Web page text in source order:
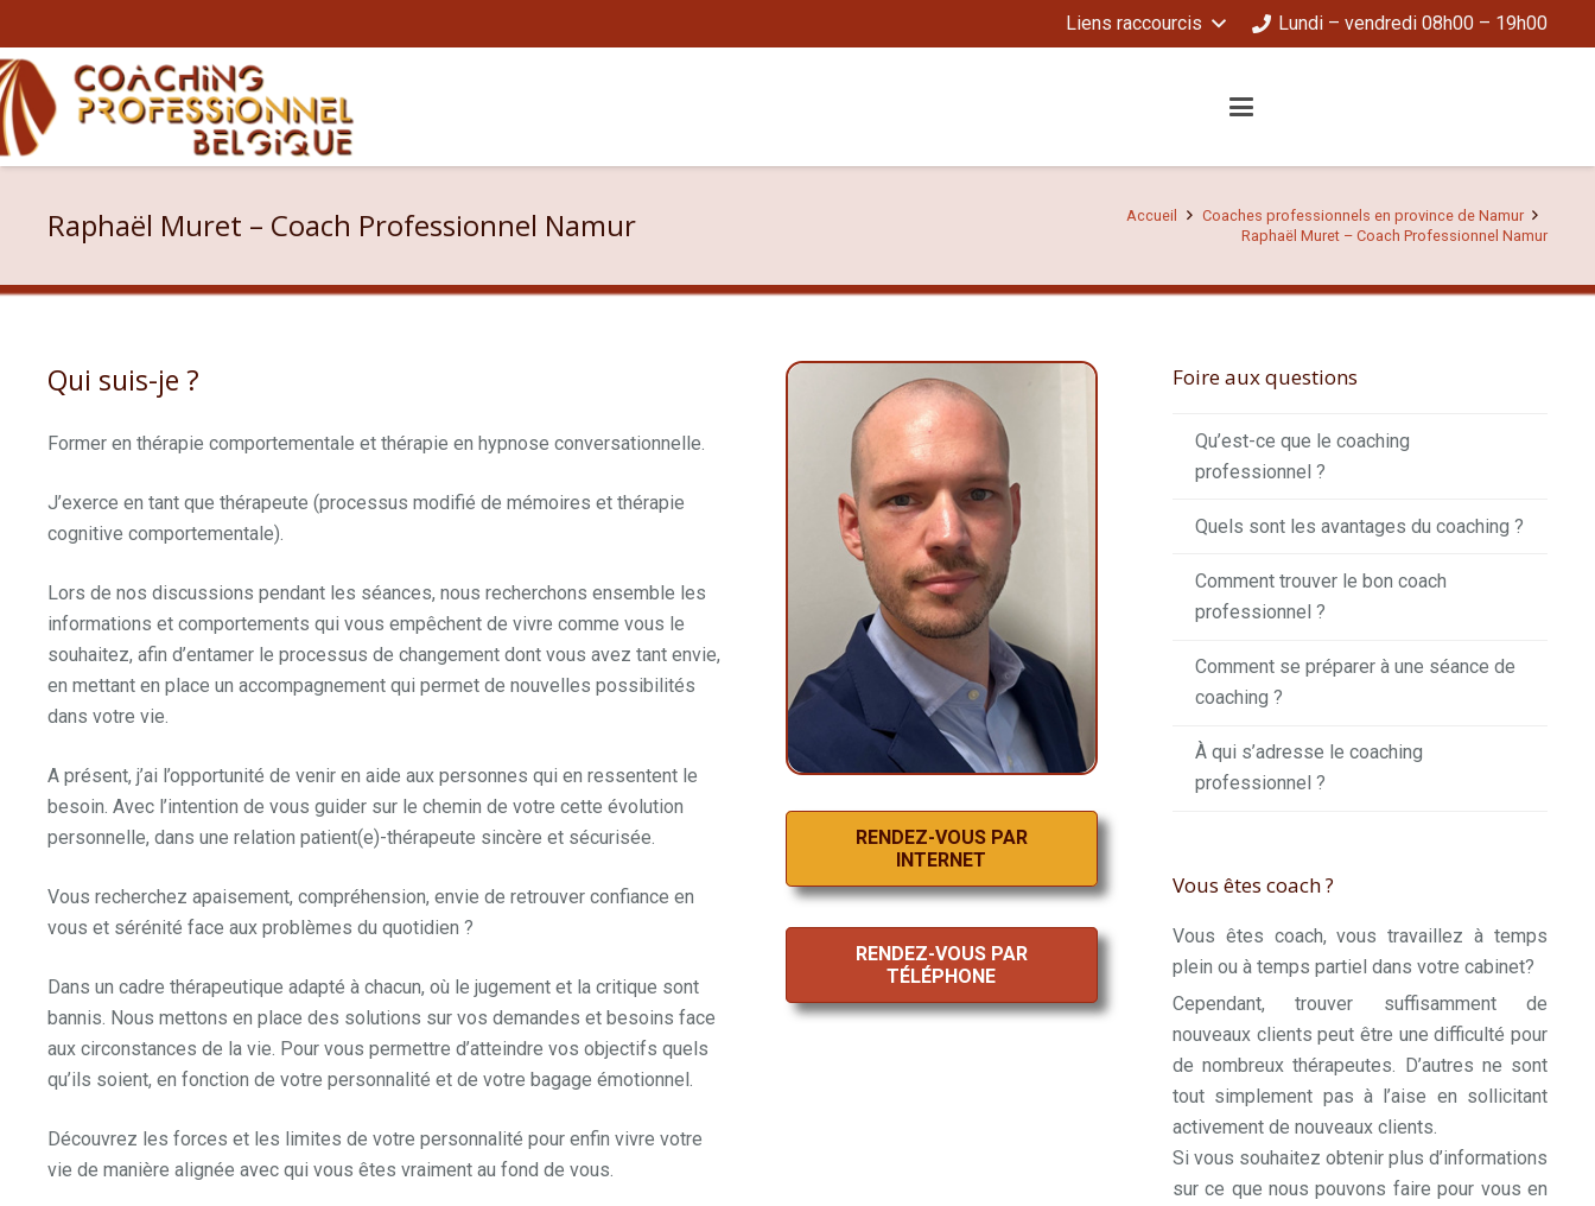
Liens raccourcis Lundi – vendredi 08h00 – 19h00
Raphaël Muret – Coach Professionnel Namur Accueil
Coaches professionnels en province de Namur
Raphaël Muret – Coach Professionnel Namur
Qui suis-je ?
Former en thérapie comportementale et thérapie en hypnose conversationnelle.
J’exerce en tant que thérapeute (processus modifié de mémoires et thérapie
cognitive comportementale).
Lors de nos discussions pendant les séances, nous recherchons ensemble les
informations et comportements qui vous empêchent de vivre comme vous le
souhaitez, afin d’entamer le processus de changement dont vous avez tant envie,
en mettant en place un accompagnement qui permet de nouvelles possibilités
dans votre vie.
A présent, j’ai l’opportunité de venir en aide aux personnes qui en ressentent le
besoin. Avec l’intention de vous guider sur le chemin de votre cette évolution
personnelle, dans une relation patient(e)-thérapeute sincère et sécurisée.
Vous recherchez apaisement, compréhension, envie de retrouver confiance en
vous et sérénité face aux problèmes du quotidien ?
Dans un cadre thérapeutique adapté à chacun, où le jugement et la critique sont
bannis. Nous mettons en place des solutions sur vos demandes et besoins face
aux circonstances de la vie. Pour vous permettre d’atteindre vos objectifs quels
qu’ils soient, en fonction de votre personnalité et de votre bagage émotionnel.
Découvrez les forces et les limites de votre personnalité pour enfin vivre votre
vie de manière alignée avec qui vous êtes vraiment au fond de vous.
RENDEZ-VOUS PAR
INTERNET
RENDEZ-VOUS PAR
TÉLÉPHONE
Foire aux questions
Qu’est-ce que le coaching
professionnel ?
Quels sont les avantages du coaching ?
Comment trouver le bon coach
professionnel ?
Comment se préparer à une séance de
coaching ?
À qui s’adresse le coaching
professionnel ?
Vous êtes coach ?
Vous êtes coach, vous travaillez à temps
plein ou à temps partiel dans votre cabinet?
Cependant, trouver suffisamment de
nouveaux clients peut être une difficulté pour
de nombreux thérapeutes. D’autres ne sont
tout simplement pas à l’aise en sollicitant
activement de nouveaux clients.
Si vous souhaitez obtenir plus d’informations
sur ce que nous pouvons faire pour vous en